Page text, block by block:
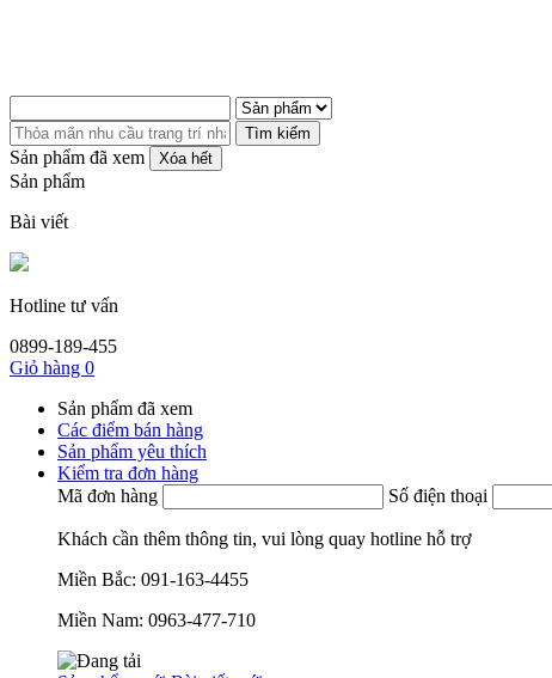
Tìm kiếm
Sản phẩm đã xem Xóa hết
Sản phẩm
Bài viết
Hotline tư vấn
0899-189-455
Giỏ hàng 0
Sản phẩm đã xem
Các điểm bán hàng
Sản phẩm yêu thích
Kiểm tra đơn hàng
Mã đơn hàng
Số điện thoại
Khách cần thêm thông tin, vui lòng quay hotline hỗ trợ
Miền Bắc: 091-163-4455
Miền Nam: 0963-477-710